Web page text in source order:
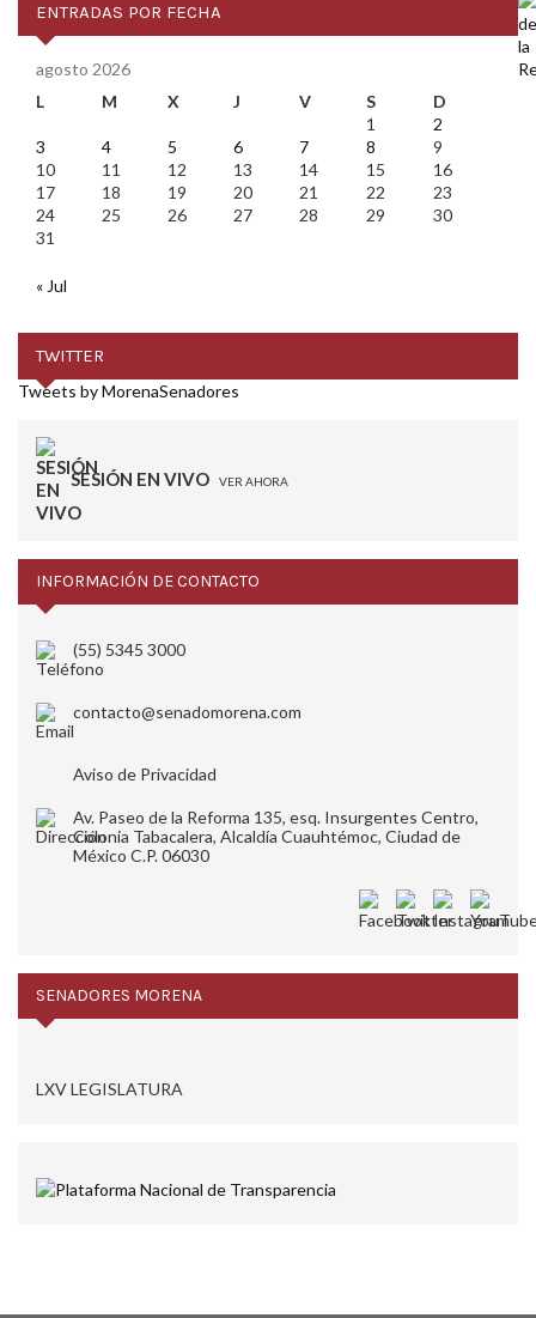
ENTRADAS POR FECHA
agosto 2026
L
M X J V S
D
1
2
3
4 5 6 7 8
9
10
11 12 13 14 15
16
17
18 19 20 21 22
23
24
25 26 27 28 29
30
31
« Jul
TWITTER
Tweets by MorenaSenadores
SESIÓN EN VIVO VER AHORA
INFORMACIÓN DE CONTACTO
(55) 5345 3000
contacto@senadomorena.com
Aviso de Privacidad
Av. Paseo de la Reforma 135, esq. Insurgentes Centro,
Colonia Tabacalera, Alcaldía Cuauhtémoc, Ciudad de
México C.P. 06030
SENADORES MORENA
LXV LEGISLATURA